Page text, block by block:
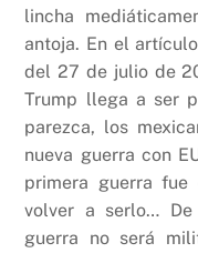
lincha
antoja. En el
del 27 de julio de
Trump llega a ser
parezca, los
nueva guerra con
primera guerra fue
volver a serlo…
guerra no será